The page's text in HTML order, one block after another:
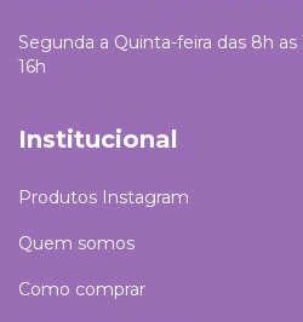
Segunda a Quinta-feira das 8h as
16h
Institucional
Produtos Instagram
Quem somos
Como comprar